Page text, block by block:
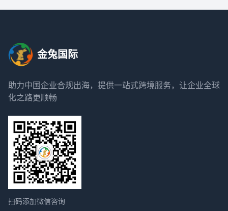
金兔国际
助力中国企业合规出海，提供一站式跨境服务，让企业全球
化之路更顺畅
扫码添加微信咨询